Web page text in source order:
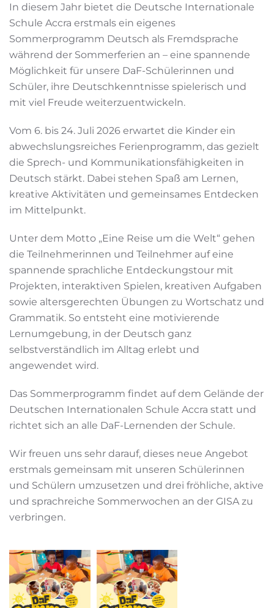
In diesem Jahr bietet die Deutsche Internationale
Schule Accra erstmals ein eigenes
Sommerprogramm Deutsch als Fremdsprache
während der Sommerferien an – eine spannende
Möglichkeit für unsere DaF-Schülerinnen und
Schüler, ihre Deutschkenntnisse spielerisch und
mit viel Freude weiterzuentwickeln.
Vom 6. bis 24. Juli 2026 erwartet die Kinder ein
abwechslungsreiches Ferienprogramm, das gezielt
die Sprech- und Kommunikationsfähigkeiten in
Deutsch stärkt. Dabei stehen Spaß am Lernen,
kreative Aktivitäten und gemeinsames Entdecken
im Mittelpunkt.
Unter dem Motto „Eine Reise um die Welt“ gehen
die Teilnehmerinnen und Teilnehmer auf eine
spannende sprachliche Entdeckungstour mit
Projekten, interaktiven Spielen, kreativen Aufgaben
sowie altersgerechten Übungen zu Wortschatz und
Grammatik. So entsteht eine motivierende
Lernumgebung, in der Deutsch ganz
selbstverständlich im Alltag erlebt und
angewendet wird.
Das Sommerprogramm findet auf dem Gelände der
Deutschen Internationalen Schule Accra statt und
richtet sich an alle DaF-Lernenden der Schule.
Wir freuen uns sehr darauf, dieses neue Angebot
erstmals gemeinsam mit unseren Schülerinnen
und Schülern umzusetzen und drei fröhliche, aktive
und sprachreiche Sommerwochen an der GISA zu
verbringen.